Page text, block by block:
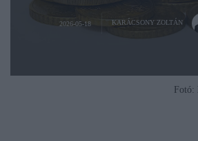
2026-05-18 KARÁCSONY ZOLTÁN
Fotó: